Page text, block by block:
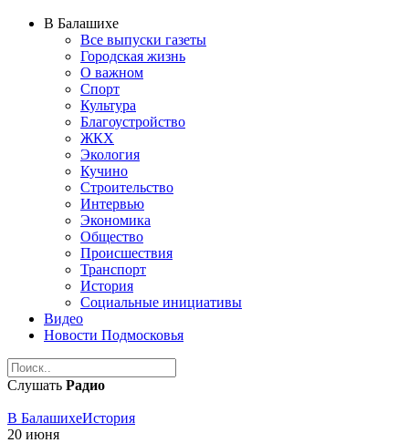
В Балашихе
Все выпуски газеты
Городская жизнь
О важном
Спорт
Культура
Благоустройство
ЖКХ
Экология
Кучино
Строительство
Интервью
Экономика
Общество
Происшествия
Транспорт
История
Социальные инициативы
Видео
Новости Подмосковья
Слушать Радио
В БалашихеИстория
20 июня